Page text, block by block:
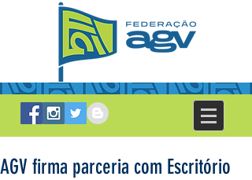
AGV firma parceria com Escritório